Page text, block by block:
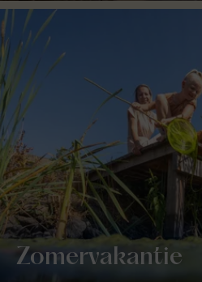
Zomervakantie